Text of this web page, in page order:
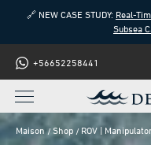
🔗 NEW CASE STUDY: Real-
Subsea
+56652258441
Maison Shop ROV |